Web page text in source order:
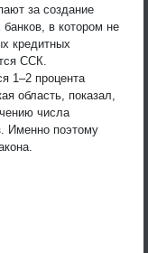
за создание
в котором не
кредитных
ССК.
1–2 процента
область, показал,
числа
Именно поэтому